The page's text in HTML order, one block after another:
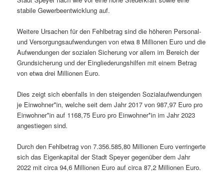
stabile Gewerbeentwicklung auf.
Weitere Ursachen für den Fehlbetrag sind die höheren Personal-
und Versorgungsaufwendungen von etwa 8 Millionen Euro und die
Aufwendungen der sozialen Sicherung vor allem im Bereich der
Grundsicherung und der Eingliederungshilfen mit einem Betrag
von etwa drei Millionen Euro.
Dies zeigt sich ebenfalls in den steigenden Sozialaufwendungen
je Einwohner*in, welche seit dem Jahr 2017 von 987,97 Euro pro
Einwohner*in auf 1168,75 Euro pro Einwohner*in im Jahr 2023
angestiegen sind.
Durch den Fehlbetrag von 7.356.585,80 Millionen Euro verringerte
sich das Eigenkapital der Stadt Speyer gegenüber dem Jahr
2022 mit circa 94,6 Millionen Euro auf circa 87,2 Millionen Euro.